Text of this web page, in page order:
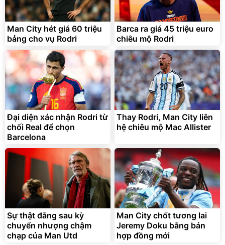
Bạt phủ xe ô tô cao cấp,
tráng nhôm 03 lớp
392.000 đ
325.000đ
Đã bán nhiều
Xe đạp điện trợ lực G-
Force C14 gấp gọn bỏ cốp
tiện lợi
9.900.000đ
7.092.000đ
G-FORCE VIETNA
Man City hét giá 60 triệu
bảng cho vụ Rodri
Barca ra giá 45 triệu euro
chiêu mộ Rodri
Đại diện xác nhận Rodri từ
chối Real để chọn
Barcelona
Thay Rodri, Man City liên
hệ chiêu mộ Mac Allister
Sự thật đằng sau kỳ
chuyển nhượng chậm
chạp của Man Utd
Man City chốt tương lai
Jeremy Doku bằng bản
hợp đồng mới